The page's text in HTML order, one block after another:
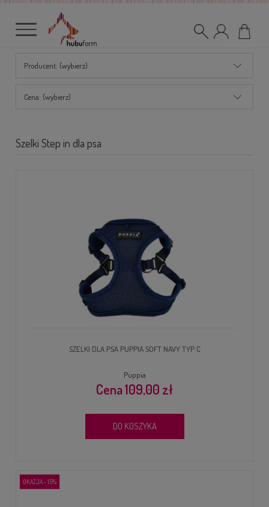
Producent: (wybierz)
Cena: (wybierz)
Szelki Step in dla psa
SZELKI DLA PSA PUPPIA SOFT NAVY TYP C
Puppia
109,00 zł
DO KOSZYKA
OKAZJA - 15%